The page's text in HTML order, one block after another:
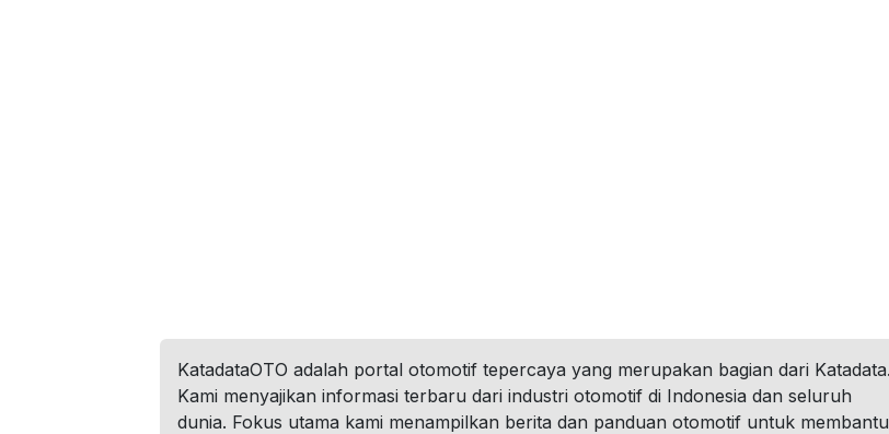
KatadataOTO adalah portal otomotif tepercaya yang merupakan bagian dari Katadata.
Kami menyajikan informasi terbaru dari industri otomotif di Indonesia dan seluruh
dunia. Fokus utama kami menampilkan berita dan panduan otomotif untuk membantu